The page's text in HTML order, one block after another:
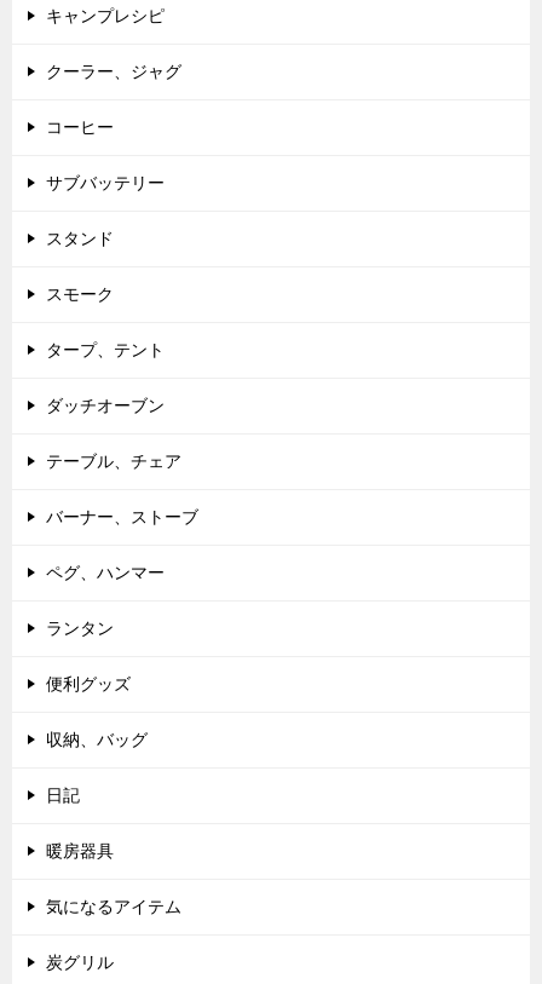
キャンプレシピ
クーラー、ジャグ
コーヒー
サブバッテリー
スタンド
スモーク
タープ、テント
ダッチオーブン
テーブル、チェア
バーナー、ストーブ
ペグ、ハンマー
ランタン
便利グッズ
収納、バッグ
日記
暖房器具
気になるアイテム
炭グリル